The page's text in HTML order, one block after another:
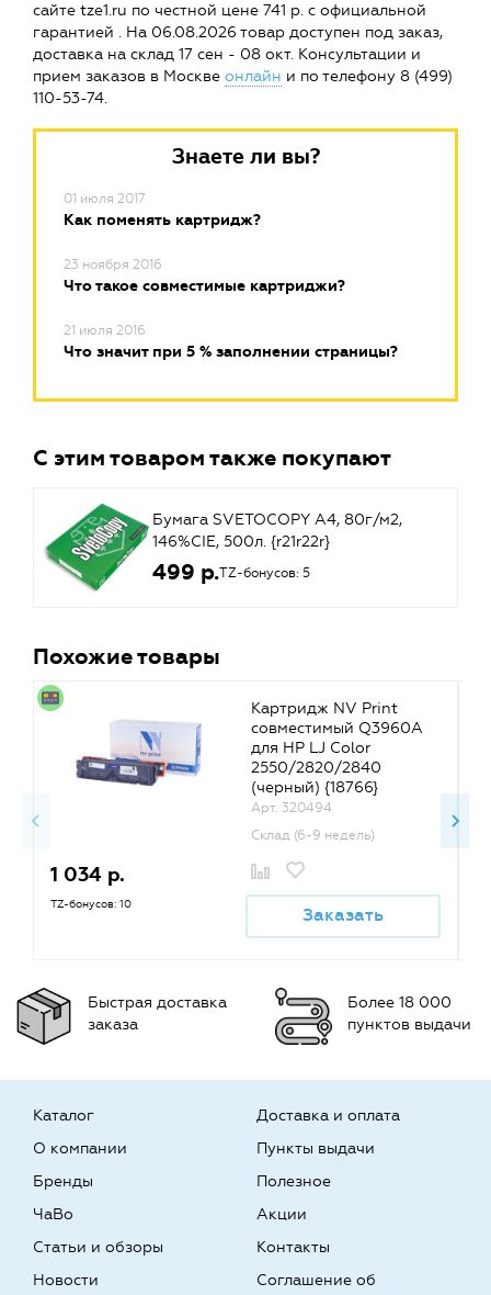
сайте tze1.ru по честной цене 741 р. с официальной
гарантией . На 06.08.2026 товар доступен под заказ,
доставка на склад 17 сен - 08 окт. Консультации и
прием заказов в Москве онлайн и по телефону 8 (499)
110-53-74.
Знаете ли вы?
01 июля 2017
Как поменять картридж?
23 ноября 2016
Что такое совместимые картриджи?
21 июля 2016
Что значит при 5 % заполнении страницы?
С этим товаром также покупают
Бумага SVETOCOPY A4, 80г/м2,
146%CIE, 500л. {r21r22r}
499 р.TZ-бонусов: 5
Похожие товары
Картридж NV Print
совместимый Q3960A
для HP LJ Color
2550/2820/2840
(черный) {18766}
Арт. 320494
Склад (6-9 недель)
1 034 р.
TZ-бонусов: 10 Заказать
Быстрая доставка
заказа
Более 18 000
пунктов выдачи
Каталог
О компании
Бренды
Доставка и оплата
Пункты выдачи
Полезное
ЧаВо
Статьи и обзоры
Новости
Акции
Контакты
Соглашение об